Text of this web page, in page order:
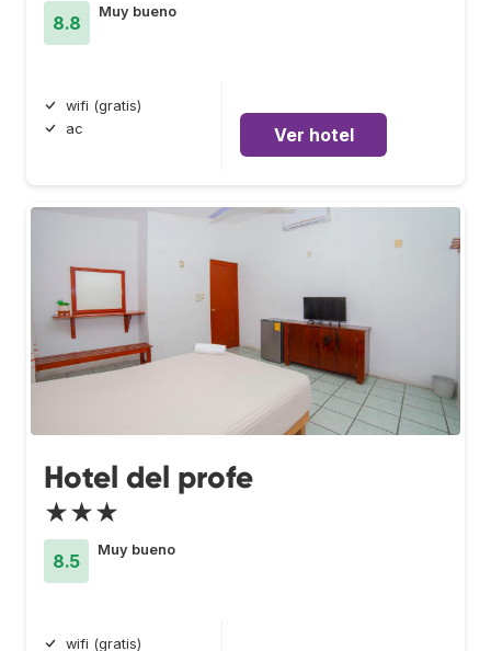
8.8
Muy bueno
wifi (gratis)
ac
Ver hotel
Hotel del profe
★★★
8.5
Muy bueno
wifi (gratis)